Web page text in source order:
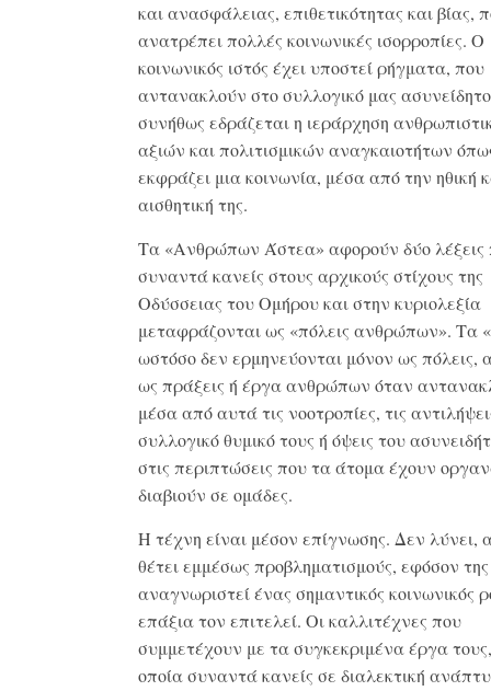
και ανασφάλειας, επιθετικότητας και βίας,
ανατρέπει πολλές κοινωνικές ισορροπίες. Ο
κοινωνικός ιστός έχει υποστεί ρήγματα, που
αντανακλούν στο συλλογικό μας
συνήθως εδράζεται η ιεράρχηση
αξιών και πολιτισμικών αναγκαιοτήτων
εκφράζει μια κοινωνία, μέσα από την ηθική
αισθητική της.
Τα «Ανθρώπων Άστεα» αφορούν δύο λέξεις
συναντά κανείς στους αρχικούς στίχους της
Οδύσσειας του Ομήρου και στην κυριολεξία
μεταφράζονται ως «πόλεις ανθρώπων». Τα
ωστόσο δεν ερμηνεύονται μόνον ως πόλεις,
ως πράξεις ή έργα ανθρώπων όταν
μέσα από αυτά τις νοοτροπίες, τις
συλλογικό θυμικό τους ή όψεις του
στις περιπτώσεις που τα άτομα έχουν
διαβιούν σε ομάδες.
Η τέχνη είναι μέσον επίγνωσης. Δεν λύνει,
θέτει εμμέσως προβληματισμούς, εφόσον της
αναγνωριστεί ένας σημαντικός κοινωνικός
επάξια τον επιτελεί. Οι καλλιτέχνες που
συμμετέχουν με τα συγκεκριμένα έργα
οποία συναντά κανείς σε διαλεκτική